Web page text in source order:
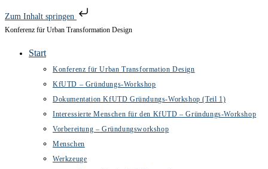
Zum Inhalt springen
Zum
Konferenz für Urban Transformation Design
Start
Konferenz für Urban Transformation Design
KfUTD – Gründungs-Workshop
Dokumentation KfUTD Gründungs-Workshop (Teil 1)
Interessierte Menschen für den KfUTD – Gründungs-Workshop
Vorbereitung – Gründungsworkshop
Menschen
Werkzeuge